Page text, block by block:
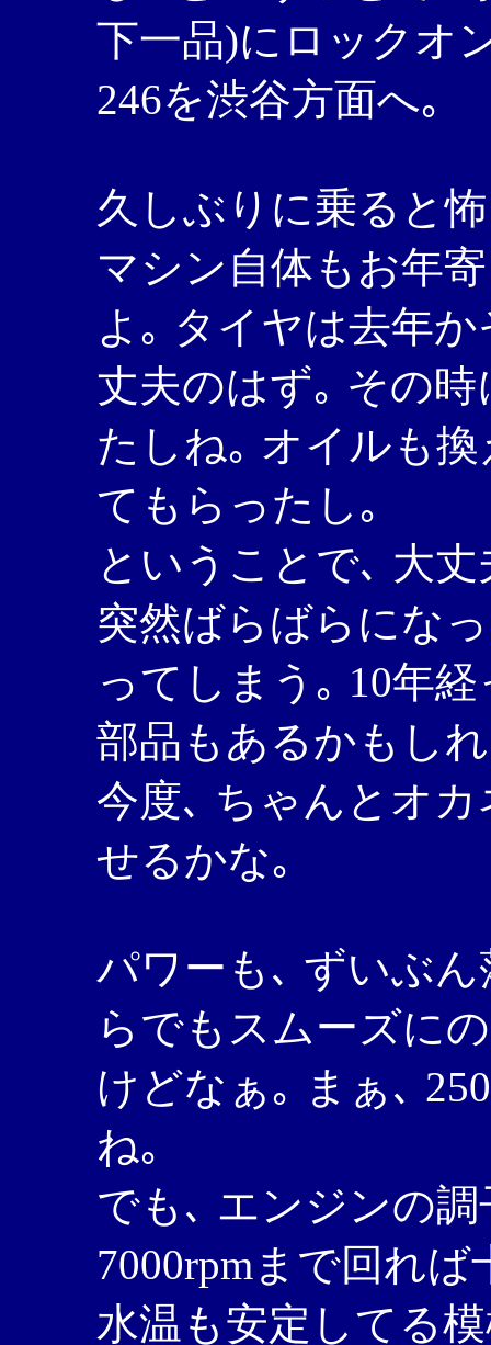
下一品)にロックオ
246を渋谷方面へ｡
久しぶりに乗ると
マシン自体もお年
よ｡ タイヤは去年
丈夫のはず｡ その
たしね｡ オイルも
てもらったし｡
ということで､ 大
突然ばらばらにな
ってしまう｡ 10年
部品もあるかもし
今度､ ちゃんとオ
せるかな｡
パワーも､ ずいぶ
らでもスムーズに
けどなぁ｡ まぁ､
ね｡
でも､ エンジンの
7000rpmまで回れば
水温も安定してる